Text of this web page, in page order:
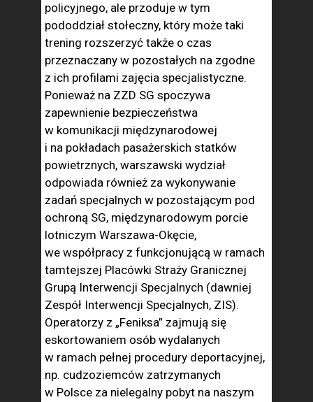
policyjnego, ale przoduje w tym
pododdział stołeczny, który może taki
trening rozszerzyć także o czas
przeznaczany w pozostałych na zgodne
z ich profilami zajęcia specjalistyczne.
Ponieważ na ZZD SG spoczywa
zapewnienie bezpieczeństwa
w komunikacji międzynarodowej
i na pokładach pasażerskich statków
powietrznych, warszawski wydział
odpowiada również za wykonywanie
zadań specjalnych w pozostającym pod
ochroną SG, międzynarodowym porcie
lotniczym Warszawa-Okęcie,
we współpracy z funkcjonującą w ramach
tamtejszej Placówki Straży Granicznej
Grupą Interwencji Specjalnych (dawniej
Zespół Interwencji Specjalnych, ZIS).
Operatorzy z „Feniksa” zajmują się
eskortowaniem osób wydalanych
w ramach pełnej procedury deportacyjnej,
np. cudzoziemców zatrzymanych
w Polsce za nielegalny pobyt na naszym